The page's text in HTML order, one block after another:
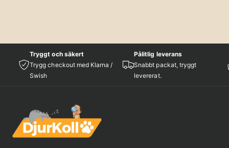
Tryggt och säkert
Trygg checkout med Klarna /
Swish
Pålitlig leverans
Snabbt packat, tryggt
levererat.